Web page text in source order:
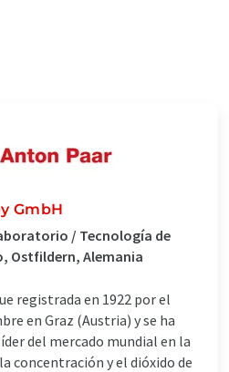
GmbH
/ Tecnología de
Ostfildern, Alemania
registrada en 1922 por el
en Graz (Austria) y se ha
del mercado mundial en la
concentración y el dióxido de